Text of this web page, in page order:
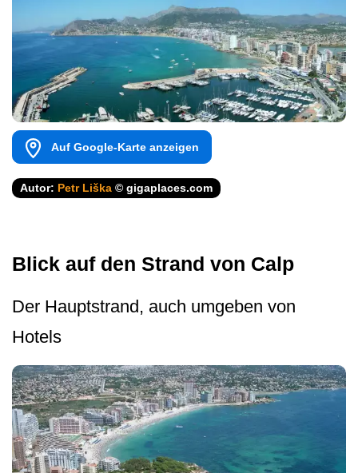
Auf Google-Karte anzeigen
Autor: Petr Liška © gigaplaces.com
Blick auf den Strand von Calp
Der Hauptstrand, auch umgeben von
Hotels